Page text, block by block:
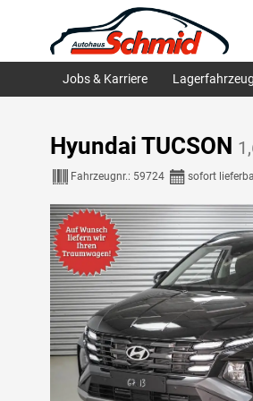
Jobs & Karriere
Hyundai TUCSON
Fahrzeugnr.: 59724 sofort